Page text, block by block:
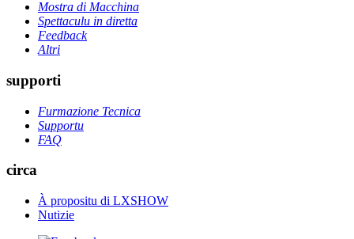
Mostra di Macchina
Spettaculu in diretta
Feedback
Altri
supporti
Furmazione Tecnica
Supportu
FAQ
circa
À propositu di LXSHOW
Nutizie